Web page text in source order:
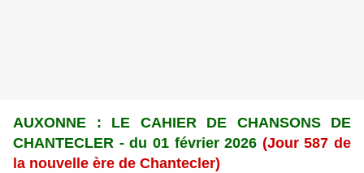
AUXONNE : LE CAHIER DE CHANSONS DE
CHANTECLER -du 01 février 2026 (Jour 587 de
la nouvelle ère de Chantecler)